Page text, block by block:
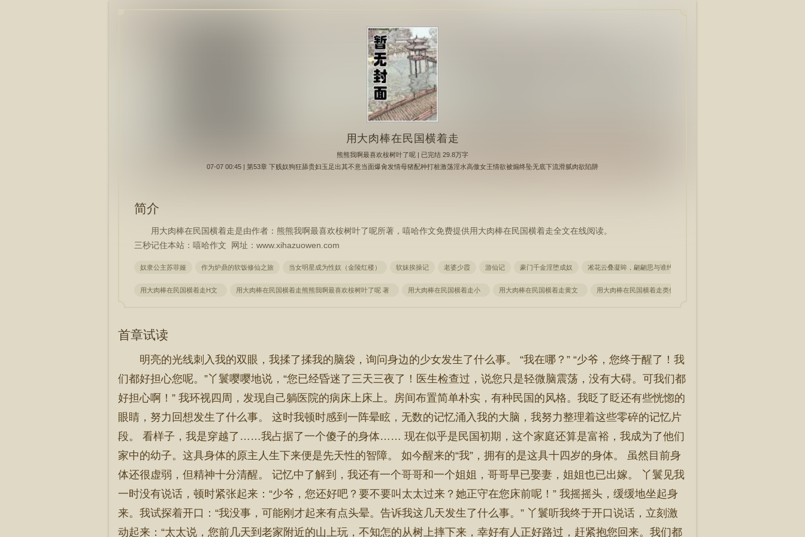
用大肉棒在民国横着走
熊熊我啊最喜欢桉树叶了呢 | 已完结 29.8万字
07-07 00:45 | 第53章 下贱奴狗狂舔贵妇玉足出其不意当面爆肏发情母猪配种打桩激荡淫水高傲女王情欲被煽终坠无底下流滑腻肉欲陷阱
简介
用大肉棒在民国横着走是由作者：熊熊我啊最喜欢桉树叶了呢所著，嘻哈作文免费提供用大肉棒在民国横着走全文在线阅读。
三秒记住本站：嘻哈作文 网址：www.xihazuowen.com
奴隶公主苏菲娅 作为炉鼎的软饭修仙之旅 当女明星成为性奴（金陵红楼） 软妹挨操记 老婆少霞 游仙记 豪门千金淫堕成奴 凇花云叠凝眸，翩翩思与谁约
用大肉棒在民国横着走H文 用大肉棒在民国横着走熊熊我啊最喜欢桉树叶了呢 著 用大肉棒在民国横着走小 用大肉棒在民国横着走黄文 用大肉棒在民国横着走类似
首章试读
明亮的光线刺入我的双眼，我揉了揉我的脑袋，询问身边的少女发生了什么事。 “我在哪？” “少爷，您终于醒了！我
们都好担心您呢。”丫鬟嘤嘤地说，“您已经昏迷了三天三夜了！医生检查过，说您只是轻微脑震荡，没有大碍。可我们都
好担心啊！” 我环视四周，发现自己躺医院的病床上床上。房间布置简单朴实，有种民国的风格。我眨了眨还有些恍惚的
眼睛，努力回想发生了什么事。 这时我顿时感到一阵晕眩，无数的记忆涌入我的大脑，我努力整理着这些零碎的记忆片
段。 看样子，我是穿越了……我占据了一个傻子的身体…… 现在似乎是民国初期，这个家庭还算是富裕，我成为了他们
家中的幼子。这具身体的原主人生下来便是先天性的智障。 如今醒来的“我”，拥有的是这具十四岁的身体。 虽然目前身
体还很虚弱，但精神十分清醒。 记忆中了解到，我还有一个哥哥和一个姐姐，哥哥早已娶妻，姐姐也已出嫁。 丫鬟见我
一时没有说话，顿时紧张起来：“少爷，您还好吧？要不要叫太太过来？她正守在您床前呢！” 我摇摇头，缓缓地坐起身
来。我试探着开口：“我没事，可能刚才起来有点头晕。告诉我这几天发生了什么事。” 丫鬟听我终于开口说话，立刻激
动起来：“太太说，您前几天到老家附近的山上玩，不知怎的从树上摔下来，幸好有人正好路过，赶紧抱您回来。我们都